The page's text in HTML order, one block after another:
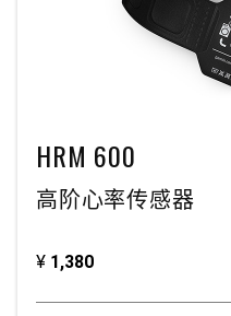
HRM 600
高阶心率传感器
¥ 1,380